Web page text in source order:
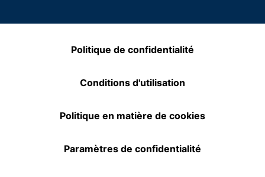
Politique de confidentialité
Conditions d'utilisation
Politique en matière de cookies
Paramètres de confidentialité